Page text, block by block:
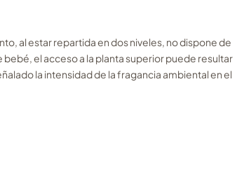
al estar repartida en dos niveles, no dispone de
el acceso a la planta superior puede resultar
la intensidad de la fragancia ambiental en el